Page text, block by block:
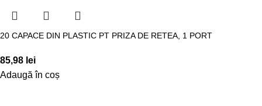
20 CAPACE DIN PLASTIC PT PRIZA DE RETEA, 1 PORT
85,98 lei
Adaugă în coș